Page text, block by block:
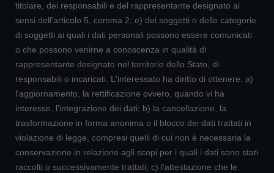
titolare, dei responsabili e del rappresentante designato ai
sensi dell'articolo 5, comma 2; e) dei soggetti o delle categorie
di soggetti ai quali i dati personali possono essere comunicati
o che possono venirne a conoscenza in qualità di
rappresentante designato nel territorio dello Stato, di
responsabili o incaricati. L'interessato ha diritto di ottenere: a)
l'aggiornamento, la rettificazione ovvero, quando vi ha
interesse, l'integrazione dei dati; b) la cancellazione, la
trasformazione in forma anonima o il blocco dei dati trattati in
violazione di legge, compresi quelli di cui non è necessaria la
conservazione in relazione agli scopi per i quali i dati sono stati
raccolti o successivamente trattati; c) l'attestazione che le